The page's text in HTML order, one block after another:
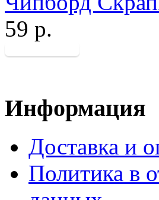
59 р.
Информация
Доставка и
Политика в